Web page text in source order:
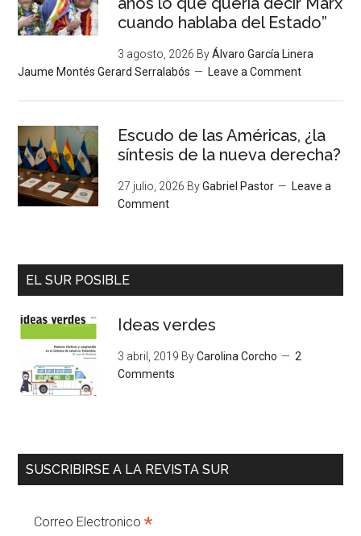
cuando hablaba del Estado”
3 agosto, 2026 ByÁlvaro García Linera
Jaume Montés Gerard Serralabós
Leave a Comment
Escudo de las Américas, ¿la
síntesis de la nueva derecha?
27 julio, 2026 ByGabriel Pastor
Leave a
Comment
EL SUR POSIBLE
Ideas verdes
3 abril, 2019 ByCarolina Corcho
2
Comments
SUSCRIBIRSE A LA REVISTA SUR
Correo Electronico*